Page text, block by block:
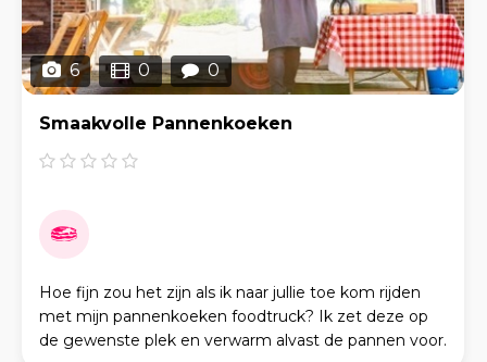
6 0 0
Smaakvolle Pannenkoeken
Hoe fijn zou het zijn als ik naar jullie toe kom rijden
met mijn pannenkoeken foodtruck? Ik zet deze op
de gewenste plek en verwarm alvast de pannen voor.